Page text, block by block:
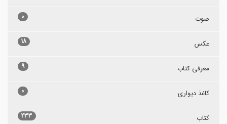
صوت 0
عکس 18
معرفی کتاب 9
کاغذ دیواری 0
کتاب 233